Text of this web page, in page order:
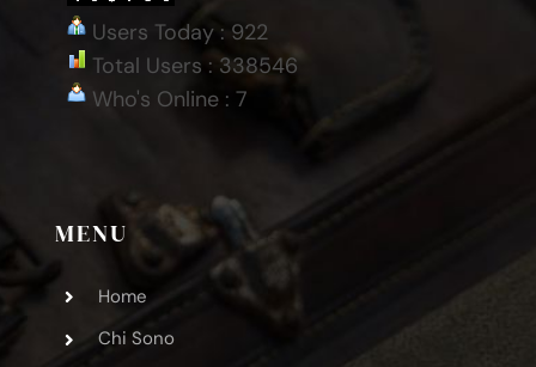
Users Today : 922
Total Users : 338546
Who's Online : 7
MENU
Home
Chi Sono